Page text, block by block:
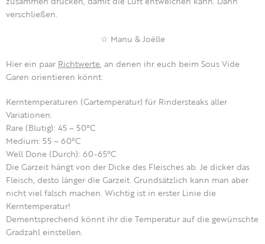
verschließen.
☆ Manu & Joëlle
Hier ein paar Richtwerte, an denen ihr euch beim Sous Vide
Garen orientieren könnt:
Kerntemperaturen (Gartemperatur) für Rindersteaks aller
Variationen:
Rare (Blutig): 45 – 50°C
Medium: 55 – 60°C
Well Done (Durch): 60-65°C
Die Garzeit hängt von der Dicke des Fleisches ab. Je dicker das
Fleisch, desto länger die Garzeit. Grundsätzlich kann man aber
nicht viel falsch machen. Wichtig ist in erster Linie die
Kerntemperatur!
Dementsprechend könnt ihr die Temperatur auf die gewünschte
Gradzahl einstellen.